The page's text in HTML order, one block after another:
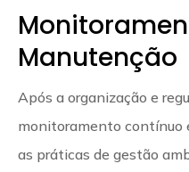
Manutenção
Após a organização e
monitoramento contínuo
as práticas de gestão